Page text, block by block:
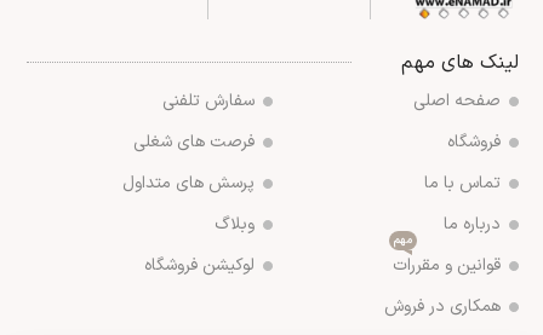
لینک های مهم
صفحه اصلی
فروشگاه
تماس با ما
درباره ما
قوانین و مقررات
مهم
همکاری در فروش
سفارش تلفنی
فرصت های شغلی
پرسش های متداول
وبلاگ
لوکیشن فروشگاه